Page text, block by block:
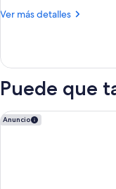
individuales
Ver más detalles
Más
Deluxe,
camas
(City
View)
Puede que
Anuncio
Hotel El Palace